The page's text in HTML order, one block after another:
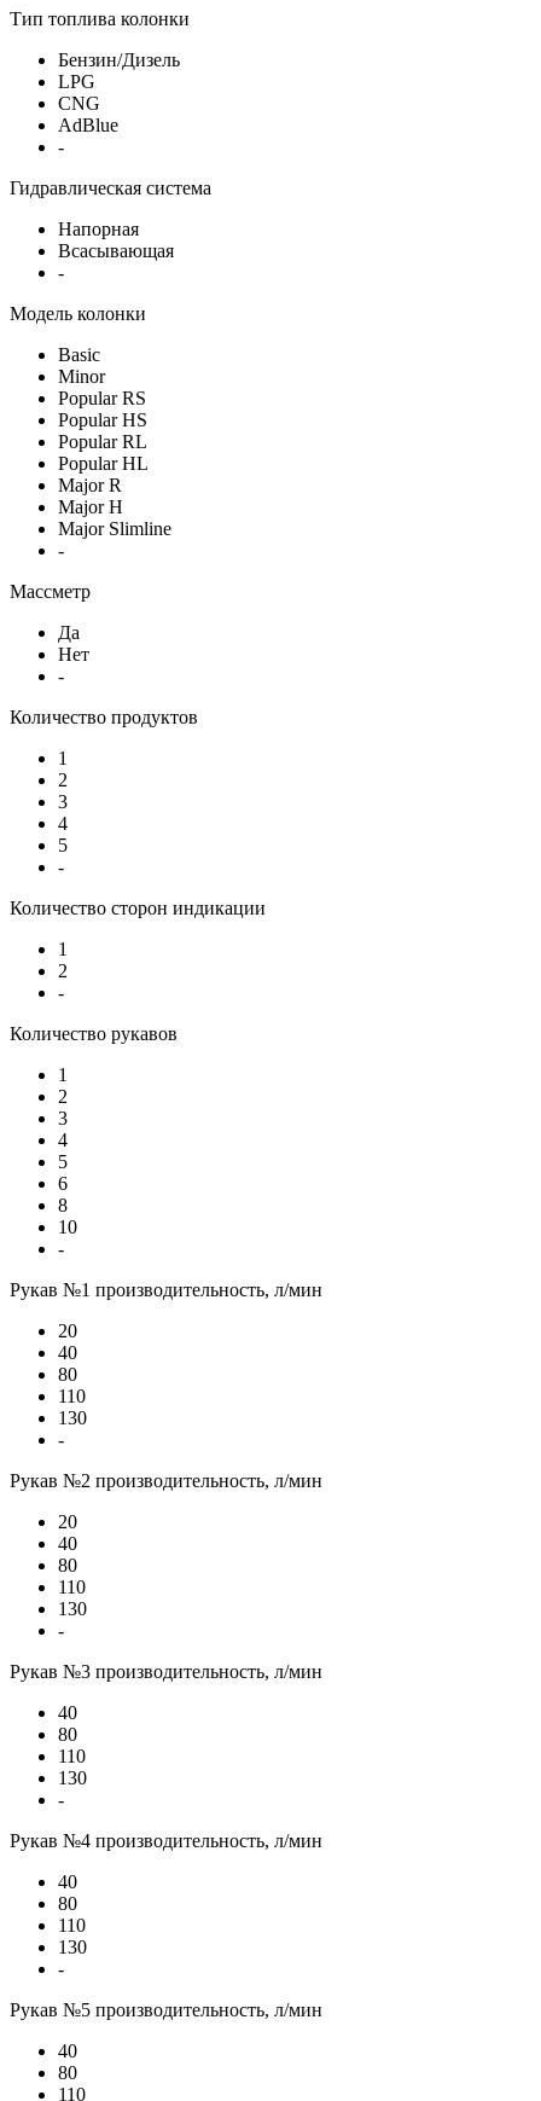
Тип топлива колонки
Бензин/Дизель
LPG
CNG
AdBlue
-
Гидравлическая система
Напорная
Всасывающая
-
Модель колонки
Basic
Minor
Popular RS
Popular HS
Popular RL
Popular HL
Major R
Major H
Major Slimline
-
Массметр
Да
Нет
-
Количество продуктов
1
2
3
4
5
-
Количество сторон индикации
1
2
-
Количество рукавов
1
2
3
4
5
6
8
10
-
Рукав №1 производительность, л/мин
20
40
80
110
130
-
Рукав №2 производительность, л/мин
20
40
80
110
130
-
Рукав №3 производительность, л/мин
40
80
110
130
-
Рукав №4 производительность, л/мин
40
80
110
130
-
Рукав №5 производительность, л/мин
40
80
110